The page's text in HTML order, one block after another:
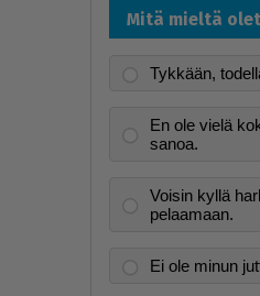
Mitä mieltä
Tykkään,
En ole vielä
sanoa.
Voisin kyllä
pelaamaan.
Ei ole minun